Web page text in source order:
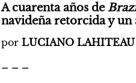
A cuarenta años de
navideña retorcida y un
por LUCIANO LAHITEAU